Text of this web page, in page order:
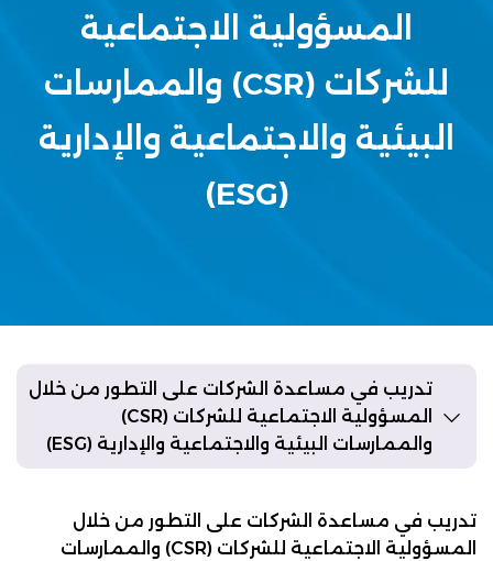
المسؤولية الاجتماعية
للشركات (CSR) والممارسات
البيئية والاجتماعية والإدارية
(ESG)
تدريب في مساعدة الشركات على التطور من خلال
المسؤولية الاجتماعية للشركات (CSR)
والممارسات البيئية والاجتماعية والإدارية (ESG)
تدريب في مساعدة الشركات على التطور من خلال
المسؤولية الاجتماعية للشركات (CSR) والممارسات